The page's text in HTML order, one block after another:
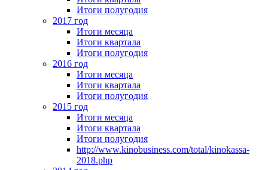
Итоги полугодия
2017 год
Итоги месяца
Итоги квартала
Итоги полугодия
2016 год
Итоги месяца
Итоги квартала
Итоги полугодия
2015 год
Итоги месяца
Итоги квартала
Итоги полугодия
http://www.kinobusiness.com/total/kinokassa-
2018.php